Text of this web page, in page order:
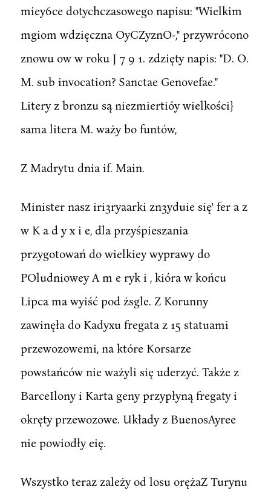
miey6ce dotychczasowego napisu: "Wielkim
mgiom wdzięczna OyCZyznO-," przywrócono
znowu ow w roku J 7 9 1. zdzięty napis: "D. O.
M. sub invocation? Sanctae Genovefae."
Litery z bronzu są niezmiertióy wielkości}
sama litera M. waży bo funtów,
Z Madrytu dnia if. Main.
Minister nasz iri3ryaarki zn3yduie się' fer a z
w K a d y x i e, dla przyśpieszania
przygotowań do wielkiey wyprawy do
POludniowey A m e ryk i , kióra w końcu
Lipca ma wyiść pod żsgle. Z Korunny
zawinęła do Kadyxu fregata z 15 statuami
przewozowemi, na które Korsarze
powstańców nie ważyli się uderzyć. Także z
BarceIlony i Karta geny przypłyną fregaty i
okręty przewozowe. Układy z BuenosAyree
nie powiodły eię.
Wszystko teraz zależy od losu orężaZ Turynu